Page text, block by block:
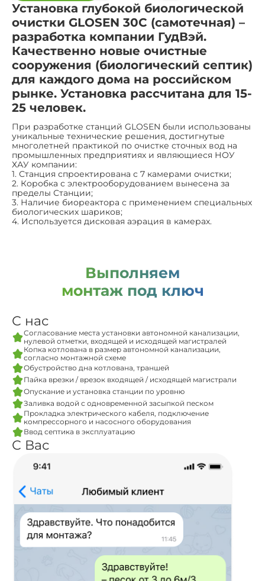
Установка глубокой биологической
очистки GLOSEN 30С (самотечная) –
разработка компании ГудВэй.
Качественно новые очистные
сооружения (биологический септик)
для каждого дома на российском
рынке. Установка рассчитана для 15-
25 человек.
При разработке станций GLOSEN были использованы
уникальные технические решения, достигнутые
многолетней практикой по очистке сточных вод на
промышленных предприятиях и являющиеся НОУ
ХАУ компании:
1. Станция спроектирована с 7 камерами очистки;
2. Коробка с электрооборудованием вынесена за
пределы Станции;
3. Наличие биореактора с применением специальных
биологических шариков;
4. Используется дисковая аэрация в камерах.
Выполняем
монтаж под ключ
С нас
Согласование места установки автономной канализации,
нулевой отметки, входящей и исходящей магистралей
Копка котлована в размер автономной канализации,
согласно монтажной схеме
Обустройство дна котлована, траншей
Пайка врезки / врезок входящей / исходящей магистрали
Опускание и установка станции по уровню
Заливка водой с одновременной засыпкой песком
Прокладка электрического кабеля, подключение
компрессорного и насосного оборудования
Ввод септика в эксплуатацию
С Вас